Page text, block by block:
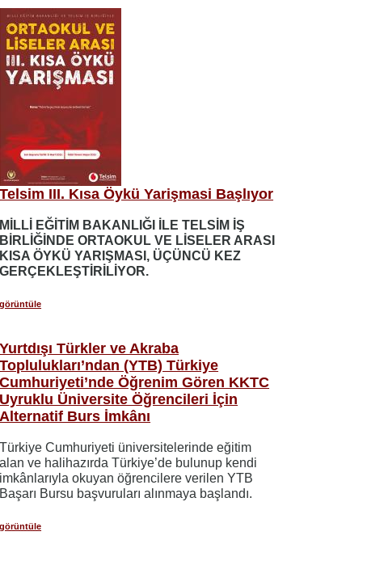
Telsim III. Kısa Öykü Yarişmasi Başlıyor
MİLLİ EĞİTİM BAKANLIĞI İLE TELSİM İŞ
BİRLİĞİNDE ORTAOKUL VE LİSELER ARASI
KISA ÖYKÜ YARIŞMASI, ÜÇÜNCÜ KEZ
GERÇEKLEŞTİRİLİYOR.
görüntüle
Yurtdışı Türkler ve Akraba
Toplulukları’ndan (YTB) Türkiye
Cumhuriyeti’nde Öğrenim Gören KKTC
Uyruklu Üniversite Öğrencileri İçin
Alternatif Burs İmkânı
Türkiye Cumhuriyeti üniversitelerinde eğitim
alan ve halihazırda Türkiye’de bulunup kendi
imkânlarıyla okuyan öğrencilere verilen YTB
Başarı Bursu başvuruları alınmaya başlandı.
görüntüle